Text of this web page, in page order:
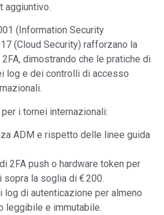
aggiuntivo.
(Information Security
(Cloud Security) rafforzano la
dimostrando che le pratiche di
log e dei controlli di accesso
i tornei internazionali:
ADM e rispetto delle linee guida
2FA push o hardware token per
la soglia di € 200.
log di autenticazione per almeno
leggibile e immutabile.